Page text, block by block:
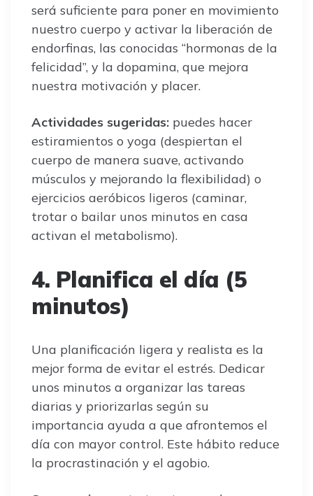
será suficiente para poner en movimiento
nuestro cuerpo y activar la liberación de
endorfinas, las conocidas “hormonas de la
felicidad”, y la dopamina, que mejora
nuestra motivación y placer.
Actividades sugeridas: puedes hacer
estiramientos o yoga (despiertan el
cuerpo de manera suave, activando
músculos y mejorando la flexibilidad) o
ejercicios aeróbicos ligeros (caminar,
trotar o bailar unos minutos en casa
activan el metabolismo).
4. Planifica el día (5
minutos)
Una planificación ligera y realista es la
mejor forma de evitar el estrés. Dedicar
unos minutos a organizar las tareas
diarias y priorizarlas según su
importancia ayuda a que afrontemos el
día con mayor control. Este hábito reduce
la procrastinación y el agobio.